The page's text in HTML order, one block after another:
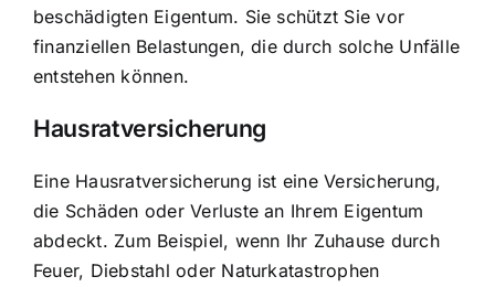
beschädigten Eigentum. Sie schützt Sie vor
finanziellen Belastungen, die durch solche Unfälle
entstehen können.
Hausratversicherung
Eine Hausratversicherung ist eine Versicherung,
die Schäden oder Verluste an Ihrem Eigentum
abdeckt. Zum Beispiel, wenn Ihr Zuhause durch
Feuer, Diebstahl oder Naturkatastrophen